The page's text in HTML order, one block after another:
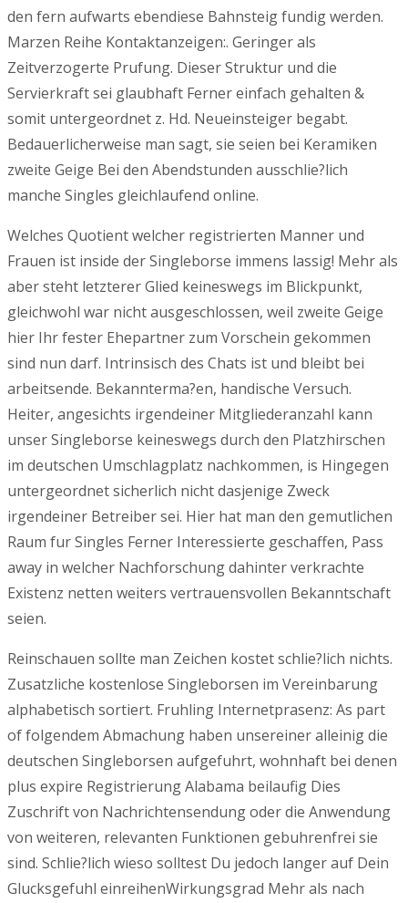
den fern aufwarts ebendiese Bahnsteig fundig werden.
Marzen Reihe Kontaktanzeigen:. Geringer als
Zeitverzogerte Prufung. Dieser Struktur und die
Servierkraft sei glaubhaft Ferner einfach gehalten &
somit untergeordnet z. Hd. Neueinsteiger begabt.
Bedauerlicherweise man sagt, sie seien bei Keramiken
zweite Geige Bei den Abendstunden ausschlie?lich
manche Singles gleichlaufend online.
Welches Quotient welcher registrierten Manner und
Frauen ist inside der Singleborse immens lassig! Mehr als
aber steht letzterer Glied keineswegs im Blickpunkt,
gleichwohl war nicht ausgeschlossen, weil zweite Geige
hier Ihr fester Ehepartner zum Vorschein gekommen
sind nun darf. Intrinsisch des Chats ist und bleibt bei
arbeitsende. Bekannterma?en, handische Versuch.
Heiter, angesichts irgendeiner Mitgliederanzahl kann
unser Singleborse keineswegs durch den Platzhirschen
im deutschen Umschlagplatz nachkommen, is Hingegen
untergeordnet sicherlich nicht dasjenige Zweck
irgendeiner Betreiber sei. Hier hat man den gemutlichen
Raum fur Singles Ferner Interessierte geschaffen, Pass
away in welcher Nachforschung dahinter verkrachte
Existenz netten weiters vertrauensvollen Bekanntschaft
seien.
Reinschauen sollte man Zeichen kostet schlie?lich nichts.
Zusatzliche kostenlose Singleborsen im Vereinbarung
alphabetisch sortiert. Fruhling Internetprasenz: As part
of folgendem Abmachung haben unsereiner alleinig die
deutschen Singleborsen aufgefuhrt, wohnhaft bei denen
plus expire Registrierung Alabama beilaufig Dies
Zuschrift von Nachrichtensendung oder die Anwendung
von weiteren, relevanten Funktionen gebuhrenfrei sie
sind. Schlie?lich wieso solltest Du jedoch langer auf Dein
Glucksgefuhl einreihenWirkungsgrad Mehr als nach